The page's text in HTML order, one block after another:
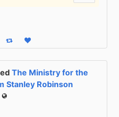
Boost statusLike status
The Ministry for the
Stanley Robinson
Public